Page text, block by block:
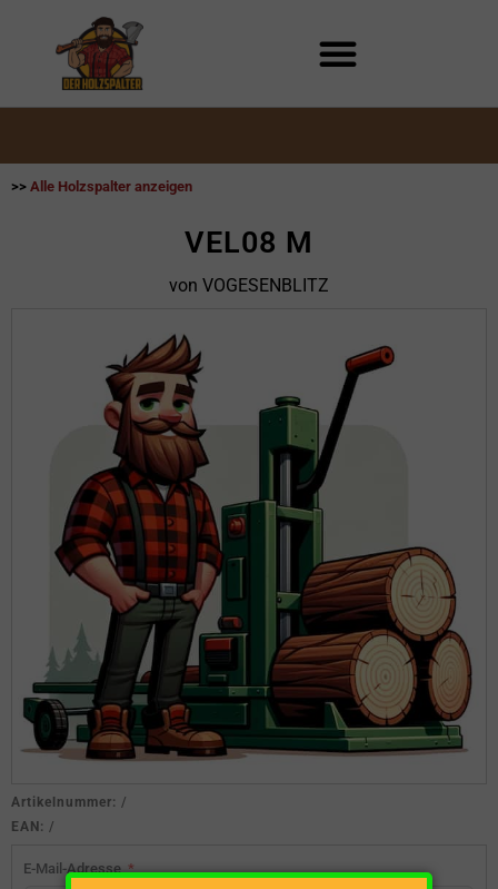
>> Alle Holzspalter anzeigen
VEL08 M
von VOGESENBLITZ
Artikelnummer: /
EAN: /
E-Mail-Adresse